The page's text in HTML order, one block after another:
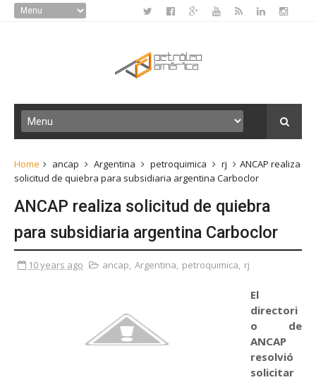
Home ancap Argentina petroquimica rj
ANCAP realiza
solicitud de quiebra para subsidiaria argentina Carboclor
ANCAP realiza solicitud de quiebra
para subsidiaria argentina Carboclor
10 years ago ancap, Argentina, petroquimica, rj
El
directori
o de
ANCAP
resolvió
solicitar